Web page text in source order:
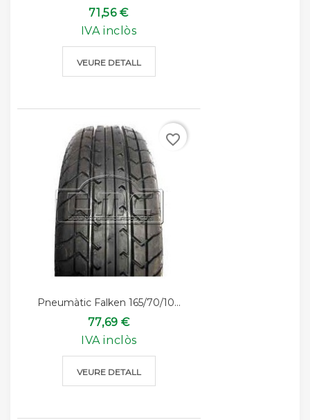
71,56 €
IVA inclòs
VEURE DETALL
Pneumàtic Falken 165/70/10...
77,69 €
IVA inclòs
VEURE DETALL
favorite_border